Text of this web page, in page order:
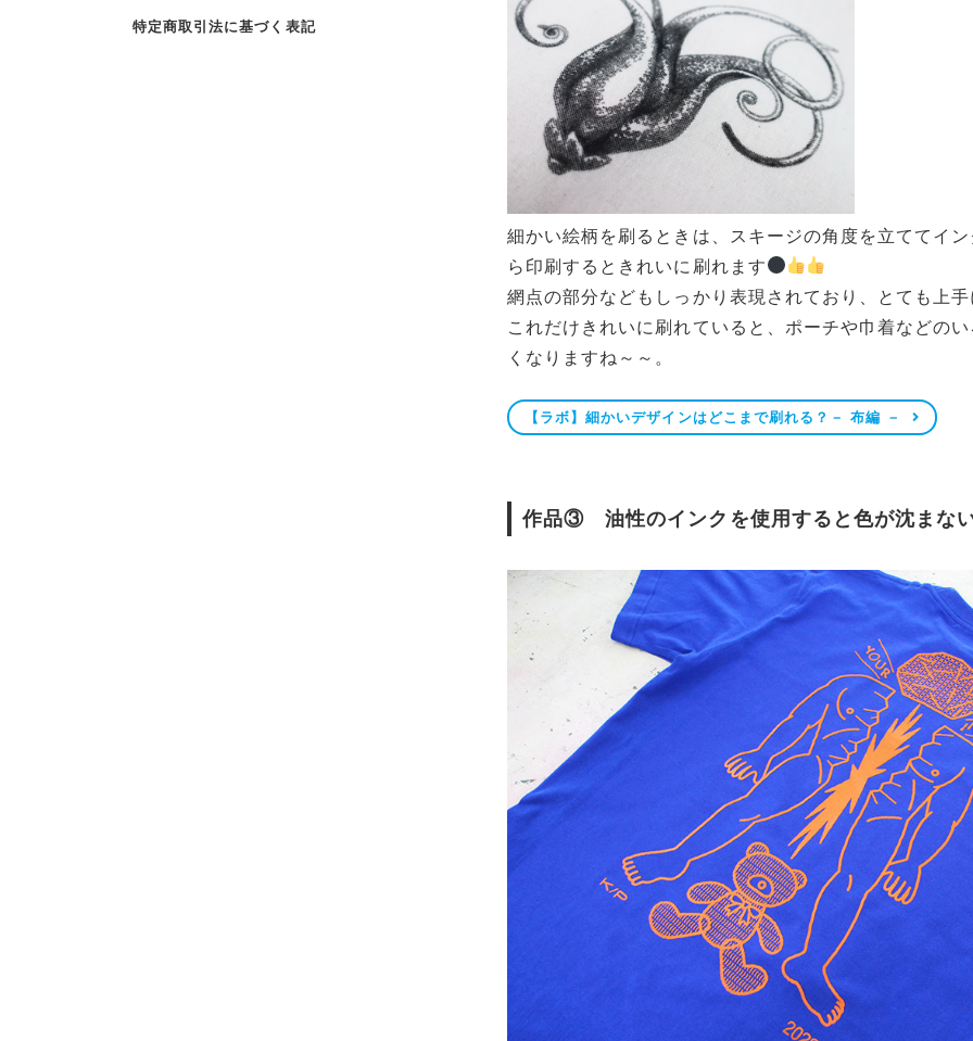
細かい絵柄を刷るときは、スキージの角度を立ててイ
ら印刷するときれいに刷れます
網点の部分などもしっかり表現されており、とても上
これだけきれいに刷れていると、ポーチや巾着などの
くなりますね～～。
【ラボ】細かいデザインはどこまで刷れる？－ 布編 －
作品③ 油性のインクを使用すると色が沈まな
特定商取引法に基づく表記